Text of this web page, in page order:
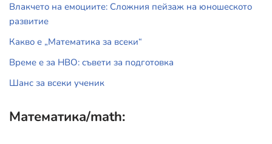
Влакчето на емоциите: Сложния пейзаж на юношеското
развитие
Какво е „Математика за всеки“
Време е за НВО: съвети за подготовка
Шанс за всеки ученик
Математика/math: